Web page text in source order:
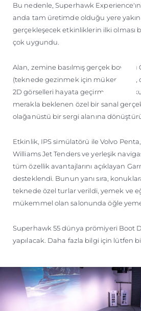
Bu nedenle, Superhawk
anda tam üretimde olduğu yere
gerçekleşecek etkinliklerin ilki olması
çok uygundu.
Alan, zemine basılmış gerçek
(teknede gezinmek için mükemmel),
2D görselleri hayata geçirmek için iç
merakla beklenen özel bir sanal
olağanüstü bir sergi alanına
Etkinlik, IPS simülatörü ile Volvo
Williams Jet Tenders ve yerleşik
tüm özellik avantajlarını açıklayan
desteklendi. Bunun yanı sıra,
teknede özel turlar verildi, yemek ve
mükemmel olan salonunda öğle
Superhawk 55 dünya prömiyeri Boot
yapılacak. Daha fazla bilgi için lütfen